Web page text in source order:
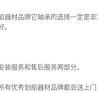
器材品牌它轴承的选择一定是
。
装服务和售后服务两部分。
有优秀划船器材品牌都会送上